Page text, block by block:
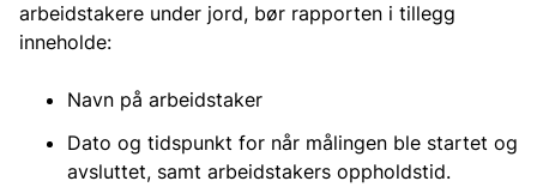
arbeidstakere under jord, bør rapporten i tillegg
inneholde:
Navn på arbeidstaker
Dato og tidspunkt for når målingen ble startet og
avsluttet, samt arbeidstakers oppholdstid.